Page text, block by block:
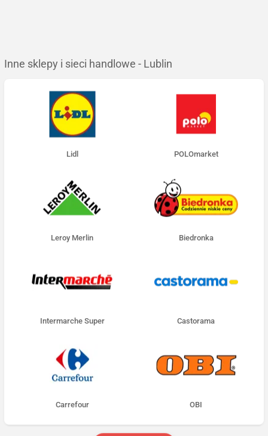
Inne sklepy i sieci handlowe - Lublin
Lidl POLOmarket
Leroy Merlin Biedronka
Intermarche Super Castorama
Carrefour OBI